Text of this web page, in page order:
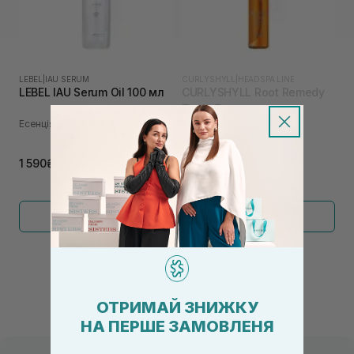
LEBEL IAU SERUM
LEBEL IAU Serum Oil 100 мл
Есенція для волосся
1 590₴
Tonic 7 мл
Тонік для шкіри голови
345₴
Показати більше
2
ОТРИМАЙ ЗНИЖКУ
НА ПЕРШЕ ЗАМОВЛЕНЯ